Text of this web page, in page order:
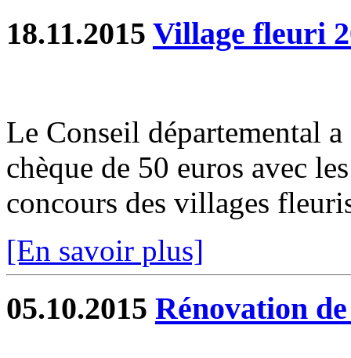
18.11.2015 Village fleuri
Le Conseil départemental
chèque de 50 euros avec
concours des villages
[En savoir plus]
05.10.2015 Rénovation